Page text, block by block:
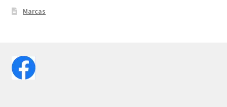
Marcas